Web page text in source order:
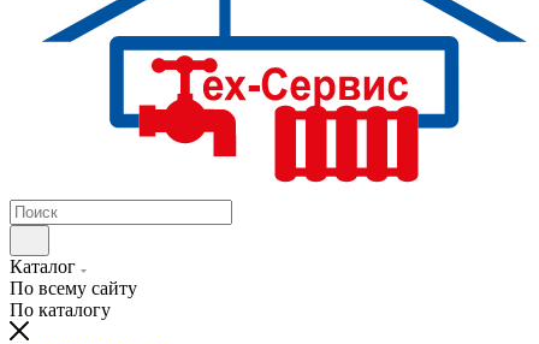
Каталог
По всему сайту
По каталогу